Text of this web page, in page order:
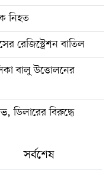
নিহত
রেজিস্ট্রেশন বাতিল
বালু উত্তোলনের
ডিলারের বিরুদ্ধে
সর্বশেষ